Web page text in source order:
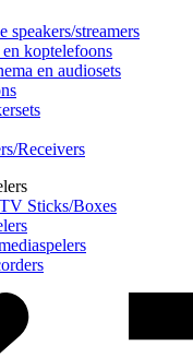
speakers/streamers
en koptelefoons
en audiosets
Receivers
Sticks/Boxes